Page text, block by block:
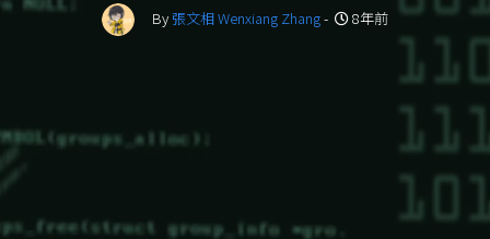
By張文相 Wenxiang Zhang- 8年前